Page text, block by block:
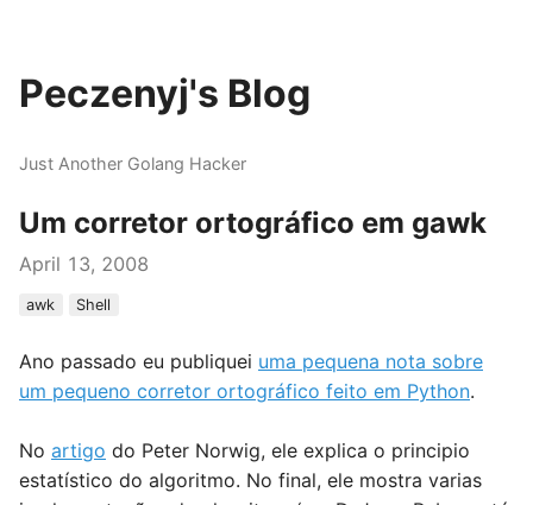
Peczenyj's Blog
Just Another Golang Hacker
Um corretor ortográfico em gawk
April 13, 2008
awk Shell
Ano passado eu publiquei uma pequena nota sobre
um pequeno corretor ortográfico feito em Python.
No artigo do Peter Norwig, ele explica o principio
estatístico do algoritmo. No final, ele mostra varias